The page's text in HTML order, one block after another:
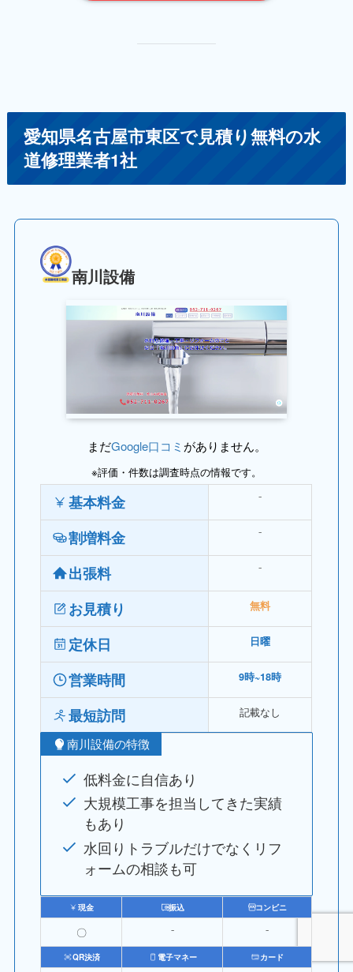
愛知県名古屋市東区で見積り無料の水
道修理業者1社
南川設備
まだGoogle口コミ がありません。
※評価・件数は調査時点の情報です。
基本料金 ⁻
割増料金 ⁻
出張料 ⁻
お見積り 無料
定休日 日曜
営業時間 9時~18時
最短訪問 記載なし
南川設備​​の特徴
低料金に自信あり
大規模工事を担当してきた実績
もあり
水回りトラブルだけでなくリフ
ォームの相談も可
現金 振込 コンビニ
〇 ⁻ ⁻
QR決済 電子マネー カード